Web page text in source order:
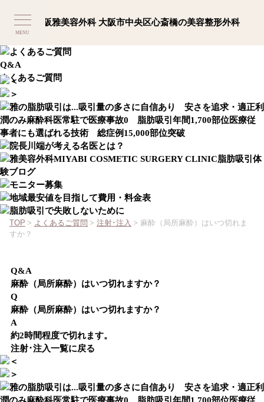
MENU
Q&A
よくあるご質問
TOP > よくあるご質問 > 注射･注入 > 麻酔（局所麻酔）はいつ切れま
すか？
Q&A
麻酔（局所麻酔）はいつ切れますか？
Q
麻酔（局所麻酔）はいつ切れますか？
A
約2時間程度で切れます。
注射･注入一覧に戻る